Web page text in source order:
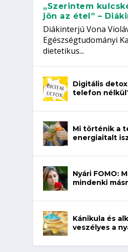
„Szerintem
jön az étel” –
Diákinterjú Vona
Egészségtudományi
dietetikus...
Digitális
telefon
Mi történik a
energiaitalt
Nyári FOMO:
mindenki
Kánikula és
veszélyes a